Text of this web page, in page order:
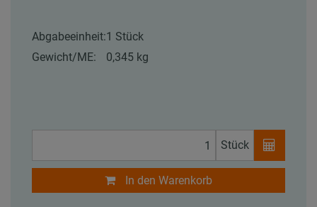
Abgabeeinheit:1 Stück
Gewicht/ME:
0,345 kg
Stück
In den Warenkorb